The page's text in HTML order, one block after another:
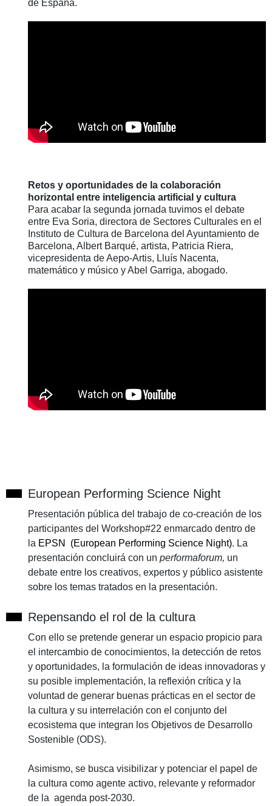
de España.
Retos y oportunidades de la colaboración
horizontal entre inteligencia artificial y cultura
Para acabar la segunda jornada tuvimos el debate
entre Eva Soria, directora de Sectores Culturales en el
Instituto de Cultura de Barcelona del Ayuntamiento de
Barcelona, Albert Barqué, artista, Patricia Riera,
vicepresidenta de Aepo-Artis, Lluís Nacenta,
matemático y músico y Abel Garriga, abogado.
European Performing Science Night
Presentación pública del trabajo de co-creación de los
participantes del Workshop#22 enmarcado dentro de
la EPSN (European Performing Science Night). La
presentación concluirá con unperformaforum, un
debate entre los creativos, expertos y público asistente
sobre los temas tratados en la presentación.
Repensando el rol de la cultura
Con ello se pretende generar un espacio propicio para
el intercambio de conocimientos, la detección de retos
y oportunidades, la formulación de ideas innovadoras y
su posible implementación, la reflexión crítica y la
voluntad de generar buenas prácticas en el sector de
la cultura y su interrelación con el conjunto del
ecosistema que integran los Objetivos de Desarrollo
Sostenible (ODS).
Asimismo, se busca visibilizar y potenciar el papel de
la cultura como agente activo, relevante y reformador
de la agenda post-2030.